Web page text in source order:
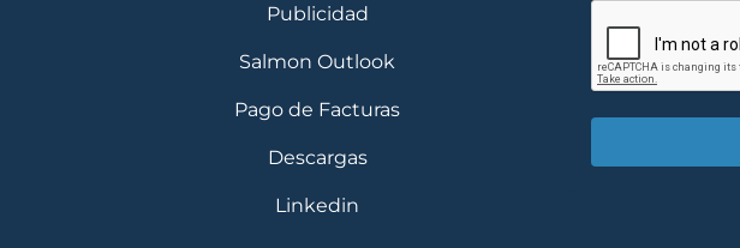
Publicidad
Salmon Outlook
Pago de Facturas
Descargas
Linkedin